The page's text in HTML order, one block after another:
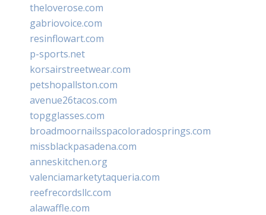
theloverose.com
gabriovoice.com
resinflowart.com
p-sports.net
korsairstreetwear.com
petshopallston.com
avenue26tacos.com
topgglasses.com
broadmoornailsspacoloradosprings.com
missblackpasadena.com
anneskitchen.org
valenciamarketytaqueria.com
reefrecordsllc.com
alawaffle.com